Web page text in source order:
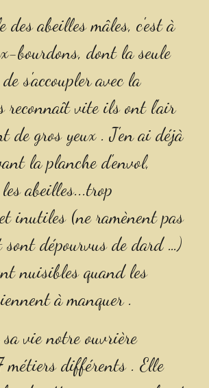
des abeilles mâles, c'est à
bourdons, dont la seule
s'accoupler avec la
reconnaît vite ils ont l'air
de gros yeux . J'en ai déjà
la planche d'envol,
abeilles...trop
inutiles (ne ramènent pas
sont dépourvus de dard …)
nuisibles quand les
à manquer .
vie notre ouvrière
métiers différents . Elle